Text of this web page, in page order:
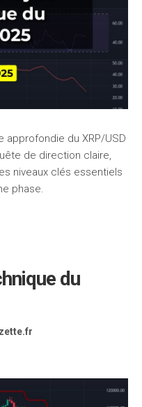
approfondie du XRP/USD
de direction claire,
niveaux clés essentiels
phase.
du